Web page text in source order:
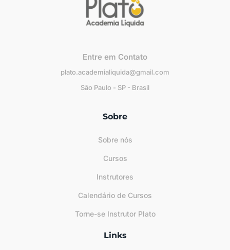
Entre em Contato
plato.academialiquida@gmail.com
São Paulo - SP - Brasil
Sobre
Sobre nós
Cursos
Instrutores
Calendário de Cursos
Torne-se Instrutor Plato
Links